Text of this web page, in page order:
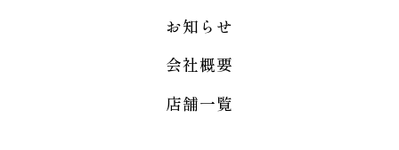
お知らせ
会社概要
店舗一覧